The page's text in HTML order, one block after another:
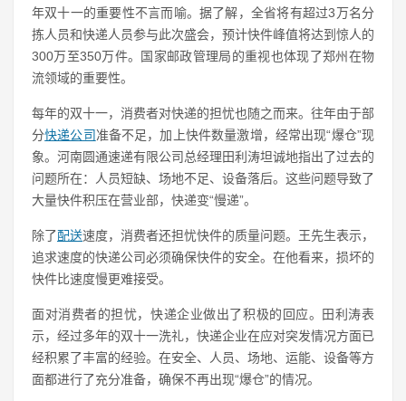
年双十一的重要性不言而喻。据了解，全省将有超过3万名分
拣人员和快递人员参与此次盛会，预计快件峰值将达到惊人的
300万至350万件。国家邮政管理局的重视也体现了郑州在物
流领域的重要性。
每年的双十一，消费者对快递的担忧也随之而来。往年由于部
分快递公司准备不足，加上快件数量激增，经常出现“爆仓”现
象。河南圆通速递有限公司总经理田利涛坦诚地指出了过去的
问题所在：人员短缺、场地不足、设备落后。这些问题导致了
大量快件积压在营业部，快递变“慢递”。
除了配送速度，消费者还担忧快件的质量问题。王先生表示，
追求速度的快递公司必须确保快件的安全。在他看来，损坏的
快件比速度慢更难接受。
面对消费者的担忧，快递企业做出了积极的回应。田利涛表
示，经过多年的双十一洗礼，快递企业在应对突发情况方面已
经积累了丰富的经验。在安全、人员、场地、运能、设备等方
面都进行了充分准备，确保不再出现“爆仓”的情况。